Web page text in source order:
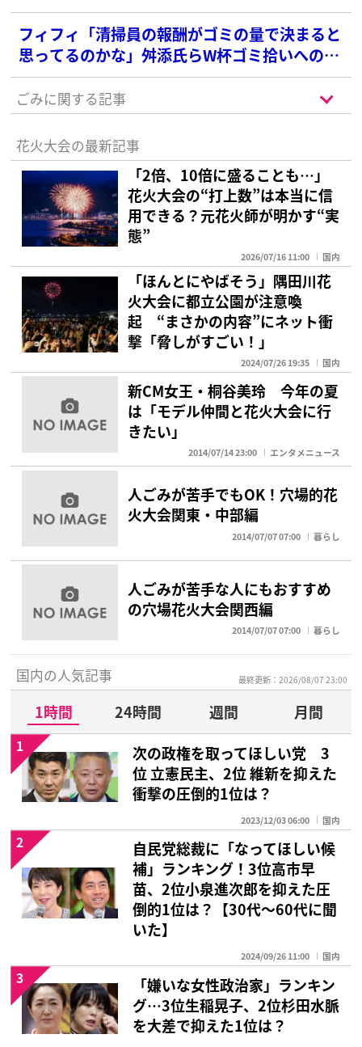
フィフィ「清掃員の報酬がゴミの量で決まると
思ってるのかな」舛添氏らW杯ゴミ拾いへの批
判に苦言
ごみに関する記事
花火大会の最新記事
「2倍、10倍に盛ることも…」
花火大会の“打上数”は本当に信
用できる？元花火師が明かす“実
態”
2026/07/16 11:00 国内
「ほんとにやばそう」隅田川花
火大会に都立公園が注意喚
起 “まさかの内容”にネット衝
撃「脅しがすごい！」
2024/07/26 19:35 国内
新CM女王・桐谷美玲 今年の夏
は「モデル仲間と花火大会に行
きたい」
2014/07/14 23:00 エンタメニュース
人ごみが苦手でもOK！穴場的花
火大会関東・中部編
2014/07/07 07:00 暮らし
人ごみが苦手な人にもおすすめ
の穴場花火大会関西編
2014/07/07 07:00 暮らし
国内の人気記事 最終更新：2026/08/07 23:00
1時間 24時間 週間
月間
次の政権を取ってほしい党 3
位 立憲民主、2位 維新を抑えた
衝撃の圧倒的1位は？
2023/12/03 06:00 国内
1
自民党総裁に「なってほしい候
補」ランキング！3位高市早
苗、2位小泉進次郎を抑えた圧
倒的1位は？【30代〜60代に聞
いた】
2024/09/26 11:00 国内
2
「嫌いな女性政治家」ランキン
グ…3位生稲晃子、2位杉田水脈
を大差で抑えた1位は？
3